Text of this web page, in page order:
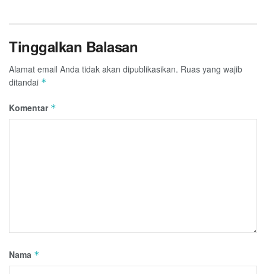
Tinggalkan Balasan
Alamat email Anda tidak akan dipublikasikan. Ruas yang wajib
ditandai *
Komentar *
Nama *